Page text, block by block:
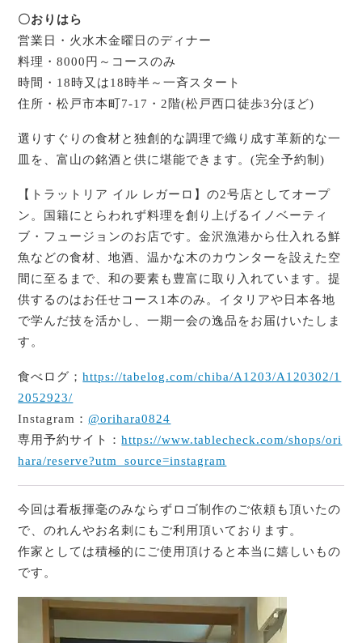
〇おりはら
営業日・火水木金曜日のディナー
料理・8000円～コースのみ
時間・18時又は18時半～一斉スタート
住所・松戸市本町7-17・2階(松戸西口徒歩3分ほど)
選りすぐりの食材と独創的な調理で織り成す革新的な一
皿を、富山の銘酒と供に堪能できます。(完全予約制)
【トラットリア イル レガーロ】の2号店としてオープ
ン。国籍にとらわれず料理を創り上げるイノベーティ
ブ・フュージョンのお店です。金沢漁港から仕入れる鮮
魚などの食材、地酒、温かな木のカウンターを設えた空
間に至るまで、和の要素も豊富に取り入れています。提
供するのはお任せコース1本のみ。イタリアや日本各地
で学んだ技を活かし、一期一会の逸品をお届けいたしま
す。
食べログ；https://tabelog.com/chiba/A1203/A120302/1
2052923/
Instagram：@orihara0824
専用予約サイト：https://www.tablecheck.com/shops/ori
hara/reserve?utm_source=instagram
今回は看板揮毫のみならずロゴ制作のご依頼も頂いたの
で、のれんやお名刺にもご利用頂いております。
作家としては積極的にご使用頂けると本当に嬉しいもの
です。